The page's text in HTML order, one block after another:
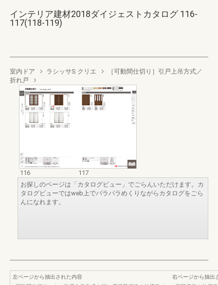
インテリア建材2018ダイジェストカタログ 116-
117(118-119)
室内ドア ラシッサS クリエ
［可動間仕切り］引戸上吊方式／
折れ戸
116
117
お探しのページは「カタログビュー」でごらんいただけます。カ
タログビューではweb上でパラパラめくりながらカタログをごら
んになれます。
左ページから抽出された内容
右ページから抽出